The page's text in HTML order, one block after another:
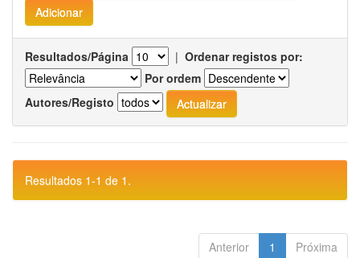
Resultados/Página | Ordenar registos por:
Por ordem
Autores/Registo
Resultados 1-1 de 1.
Anterior 1 Próxima